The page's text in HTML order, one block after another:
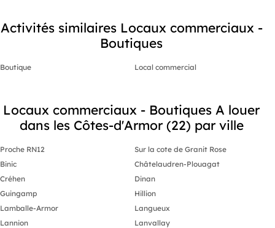
Activités similaires Locaux commerciaux -
Boutiques
Boutique Local commercial
Locaux commerciaux - Boutiques A louer
dans les Côtes-d'Armor (22) par ville
Proche RN12
Sur la cote de Granit Rose
Binic
Châtelaudren-Plouagat
Créhen
Dinan
Guingamp
Hillion
Lamballe-Armor
Langueux
Lannion
Lanvallay